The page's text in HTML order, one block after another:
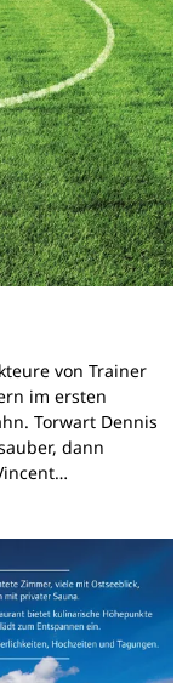
von Trainer
im ersten
Torwart Dennis
dann